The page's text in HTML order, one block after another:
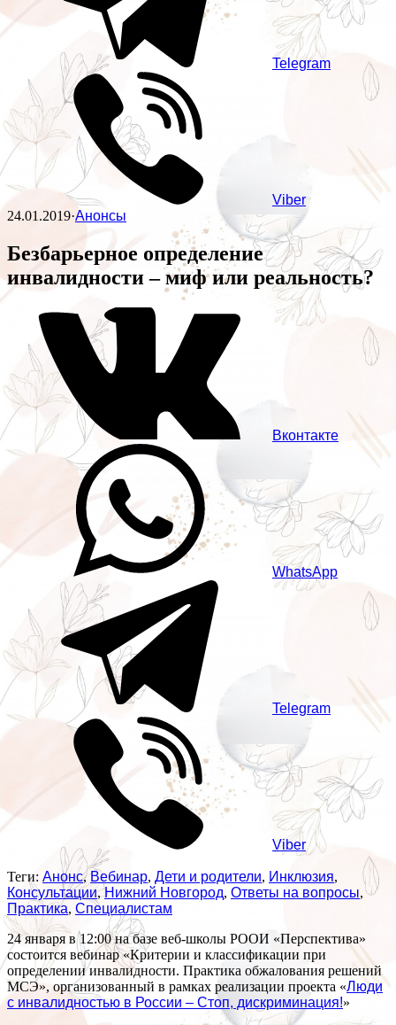
Telegram
Viber
24.01.2019·Анонсы
Безбарьерное определение
инвалидности – миф или реальность?
Вконтакте
WhatsApp
Telegram
Viber
Теги: Анонс,Вебинар, Дети и родители, Инклюзия,
Консультации,Нижний Новгород, Ответы на вопросы,
Практика, Специалистам
24 января в 12:00 на базе веб-школы РООИ «Перспектива»
состоится вебинар «Критерии и классификации при
определении инвалидности. Практика обжалования решений
МСЭ», организованный в рамках реализации проекта «Люди
с инвалидностью в России – Стоп, дискриминация!»